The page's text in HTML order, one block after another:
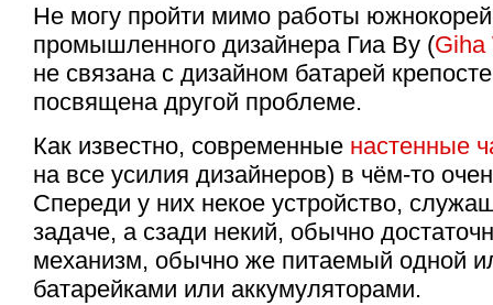
Не могу пройти мимо работы
промышленного дизайнера Гиа Ву (Giha
не связана с дизайном батарей
посвящена другой проблеме.
Как известно, современные настенные
на все усилия дизайнеров) в чём-то
Спереди у них некое устройство,
задаче, а сзади некий, обычно
механизм, обычно же питаемый одной
батарейками или аккумуляторами.